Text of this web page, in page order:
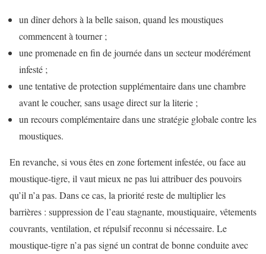
un dîner dehors à la belle saison, quand les moustiques
commencent à tourner ;
une promenade en fin de journée dans un secteur modérément
infesté ;
une tentative de protection supplémentaire dans une chambre
avant le coucher, sans usage direct sur la literie ;
un recours complémentaire dans une stratégie globale contre les
moustiques.
En revanche, si vous êtes en zone fortement infestée, ou face au
moustique-tigre, il vaut mieux ne pas lui attribuer des pouvoirs
qu’il n’a pas. Dans ce cas, la priorité reste de multiplier les
barrières : suppression de l’eau stagnante, moustiquaire, vêtements
couvrants, ventilation, et répulsif reconnu si nécessaire. Le
moustique-tigre n’a pas signé un contrat de bonne conduite avec